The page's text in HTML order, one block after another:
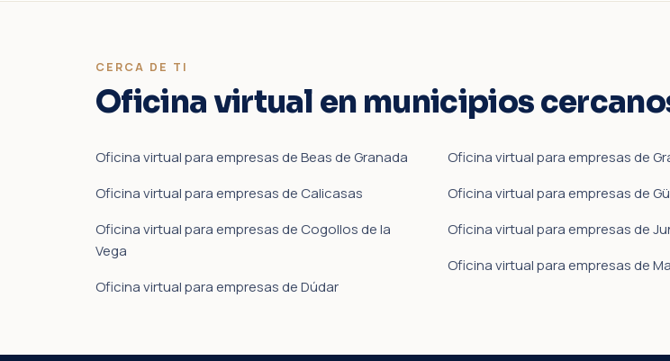
CERCA DE TI
Oficina virtual en municipios
Oficina virtual para empresas de Beas de Granada
Oficina virtual para empresas de Calicasas
Oficina virtual para empresas de Cogollos de la
Vega
Oficina virtual para empresas de Dúdar
Oficina virtual para empresas de
Oficina virtual para empresas de
Oficina virtual para empresas de
Oficina virtual para empresas de